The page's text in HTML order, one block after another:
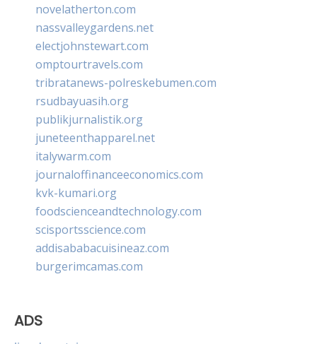
novelatherton.com
nassvalleygardens.net
electjohnstewart.com
omptourtravels.com
tribratanews-polreskebumen.com
rsudbayuasih.org
publikjurnalistik.org
juneteenthapparel.net
italywarm.com
journaloffinanceeconomics.com
kvk-kumari.org
foodscienceandtechnology.com
scisportsscience.com
addisababacuisineaz.com
burgerimcamas.com
ADS